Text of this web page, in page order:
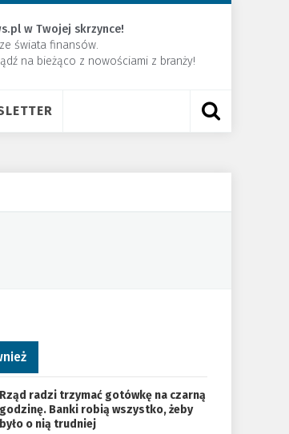
w Twojej skrzynce!
świata finansów.
na bieżąco z nowościami z branży!
Rząd radzi trzymać gotówkę na czarną
godzinę. Banki robią wszystko, żeby
było o nią trudniej